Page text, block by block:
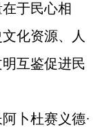
于民心相
化资源、人
互鉴促进民
卜杜赛义德·